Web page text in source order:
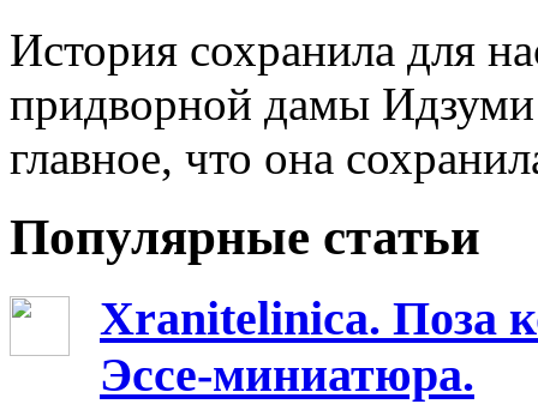
История сохранила для
придворной дамы
главное, что она
Популярные статьи
Xranitelinica. Поза
Эссе-миниатюра.